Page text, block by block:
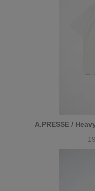
A.PRESSE /